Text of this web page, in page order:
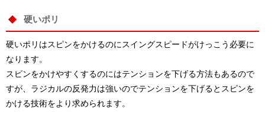
硬いポリ
硬いポリはスピンをかけるのにスイングスピードがけっこう必要に
なります。
スピンをかけやすくするのにはテンションを下げる方法もあるので
すが、ラジカルの反発力は強いのでテンションを下げるとスピンを
かける技術をより求められます。